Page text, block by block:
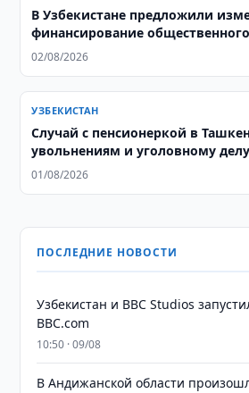
В Узбекистане предложили
финансирование
02/08/2026
УЗБЕКИСТАН
Случай с пенсионеркой в
увольнениям и уголовному делу
01/08/2026
ПОСЛЕДНИЕ НОВОСТИ
Узбекистан и BBC Studios
BBC.com
10:50 · 09/08
В Андижанской области